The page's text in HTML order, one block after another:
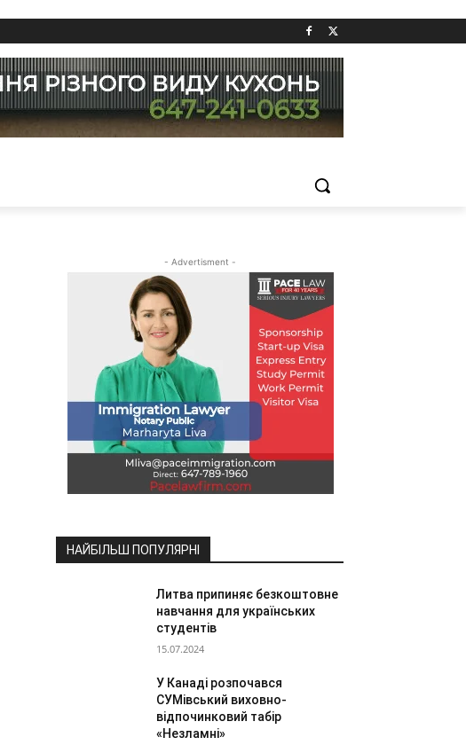
- Advertisment -
НАЙБІЛЬШ ПОПУЛЯРНІ
Литва припиняє безкоштовне
навчання для українських
студентів
15.07.2024
У Канаді розпочався
СУМівський виховно-
відпочинковий табір
«Незламні»